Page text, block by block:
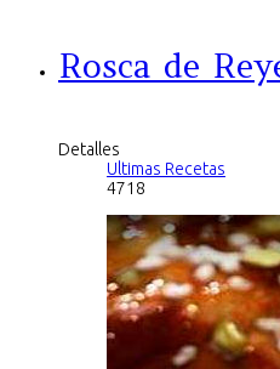
Rosca de
Detalles
Ultimas Recetas
4718